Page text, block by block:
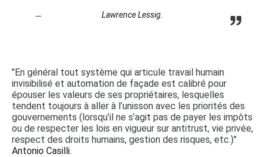
Lawrence Lessig.
"En général tout système qui articule travail humain
invisibilisé et automation de façade est calibré pour
épouser les valeurs de ses propriétaires, lesquelles
tendent toujours à aller à l’unisson avec les priorités des
gouvernements (lorsqu’il ne s’agit pas de payer les impôts
ou de respecter les lois en vigueur sur antitrust, vie privée,
respect des droits humains, gestion des risques, etc.)"
Antonio Casilli.